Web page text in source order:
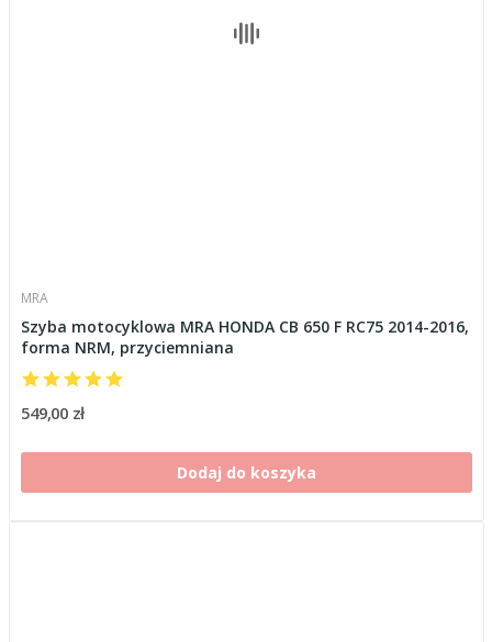
MRA
Szyba motocyklowa MRA HONDA CB 650 F RC75 2014-2016,
forma NRM, przyciemniana
549,00 zł
Dodaj do koszyka